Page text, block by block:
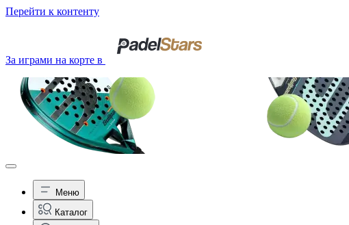
Перейти к контенту
За играми на корте в
Меню
Каталог